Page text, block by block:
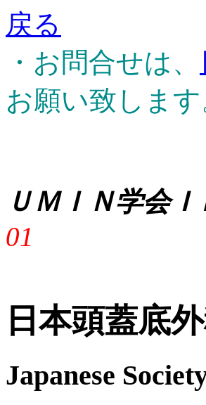
戻る
・お問合せは、
お願い致します
ＵＭＩＮ学会Ｉ
01
日本頭蓋底
Japanese